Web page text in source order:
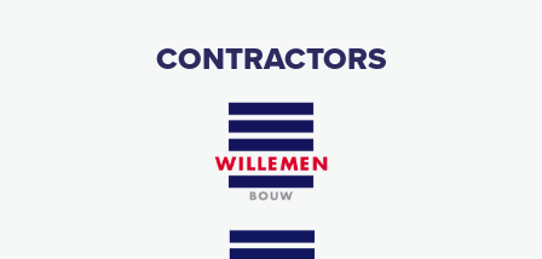
CONTRACTORS